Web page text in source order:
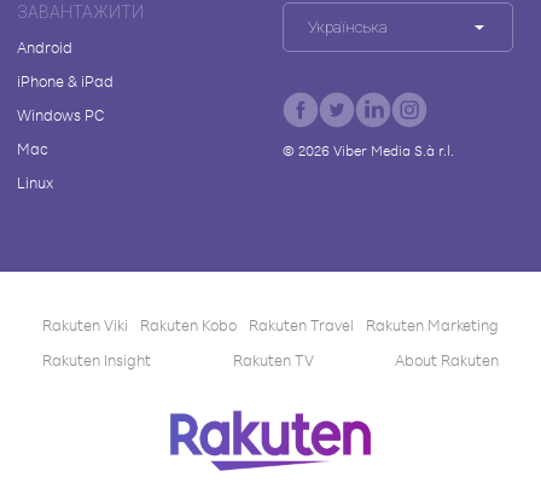
ЗАВАНТАЖИТИ
Android
iPhone & iPad
Windows PC
Mac
Linux
Українська
© 2026Viber Media S.à r.l.
Rakuten Viki Rakuten Kobo Rakuten Travel
Rakuten Marketing
Rakuten Insight
Rakuten TV About Rakuten